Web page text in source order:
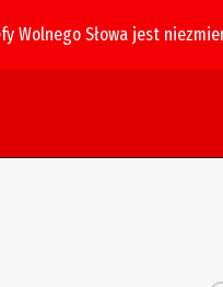
Wolnego Słowa jest